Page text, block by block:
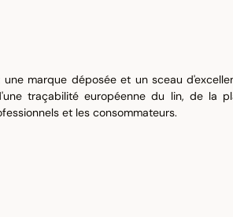
marque déposée et un sceau
traçabilité européenne du lin, de la
et les consommateurs.